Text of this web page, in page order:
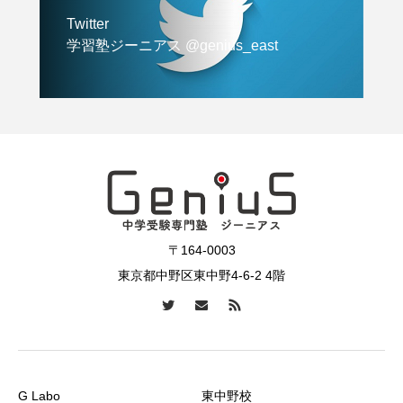
Twitter
学習塾ジーニアス @genius_east
〒164-0003
東京都中野区東中野4-6-2 4階
G Labo 東中野校